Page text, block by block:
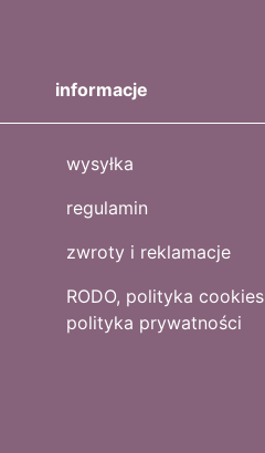
informacje
wysyłka
regulamin
zwroty i reklamacje
RODO, polityka cookies
polityka prywatności